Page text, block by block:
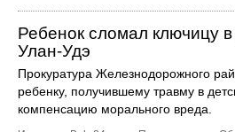
Ребенок сломал ключицу
Улан-Удэ
Прокуратура Железнодорожного
ребенку, получившему травму в
компенсацию морального вреда.